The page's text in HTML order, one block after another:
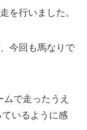
を行いました。
今回も馬なりで
で走ったうえ
いるように感